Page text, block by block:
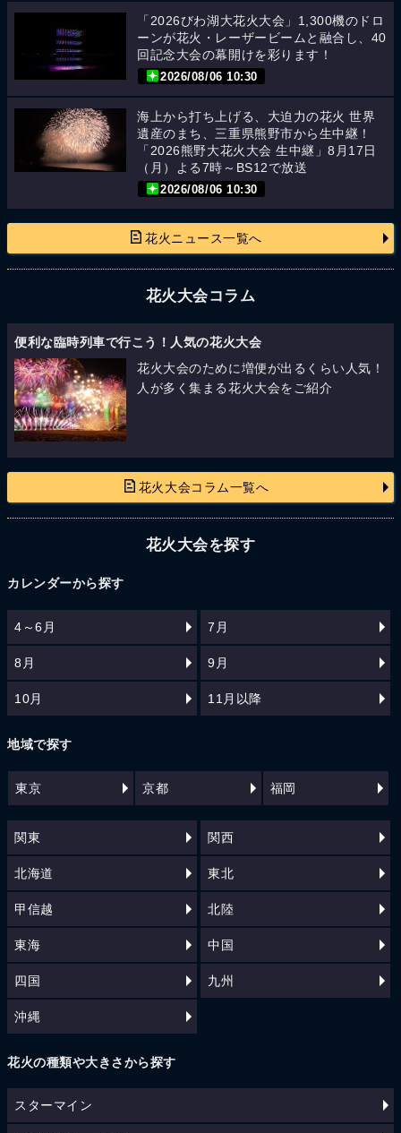
「2026びわ湖大花火大会」1,300機のドロ
ーンが花火・レーザービームと融合し、40
回記念大会の幕開けを彩ります！
2026/08/06 10:30
海上から打ち上げる、大迫力の花火 世界
遺産のまち、三重県熊野市から生中継！
「2026熊野大花火大会 生中継」8月17日
（月）よる7時～BS12で放送
2026/08/06 10:30
花火ニュース一覧へ
花火大会コラム
便利な臨時列車で行こう！人気の花火大会
花火大会のために増便が出るくらい人気！
人が多く集まる花火大会をご紹介
花火大会コラム一覧へ
花火大会を探す
カレンダーから探す
4～6月 7月
8月 9月
10月 11月以降
地域で探す
東京 京都 福岡
関東 関西
北海道 東北
甲信越 北陸
東海 中国
四国 九州
沖縄
花火の種類や大きさから探す
スターマイン